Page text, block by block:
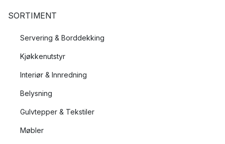
SORTIMENT
Servering & Borddekking
Kjøkkenutstyr
Interiør & Innredning
Belysning
Gulvtepper & Tekstiler
Møbler